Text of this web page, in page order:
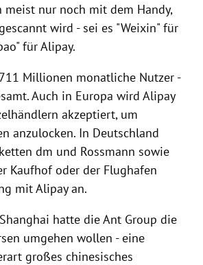
meist nur noch mit dem Handy,
wird - sei es "Weixin" für
für Alipay.
Millionen monatliche Nutzer -
Auch in Europa wird Alipay
akzeptiert, um
anzulocken. In Deutschland
dm und Rossmann sowie
Kaufhof oder der Flughafen
mit Alipay an.
hatte die Ant Group die
umgehen wollen - eine
großes chinesisches